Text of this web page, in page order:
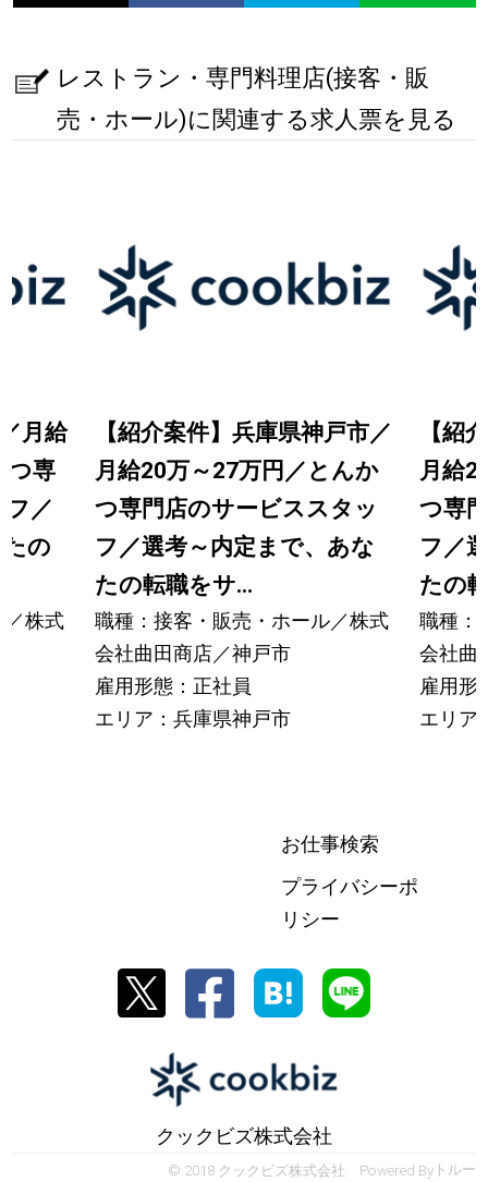
レストラン・専門料理店(接客・販
売・ホール)に関連する求人票を見る
月給
つ専
／
の
／株式
【紹介案件】兵庫県神戸市／
月給20万～27万円／とんか
つ専門店のサービススタッ
フ／選考～内定まで、あな
たの転職をサ...
職種：接客・販売・ホール／株式
会社曲田商店／神戸市
雇用形態：正社員
エリア：兵庫県神戸市
【紹
月給
つ専
フ／
たの
職種：
会社曲
雇用形
エリア
お仕事検索
プライバシーポ
リシー
クックビズ株式会社
© 2018 クックビズ株式会社 Powered Byトルー